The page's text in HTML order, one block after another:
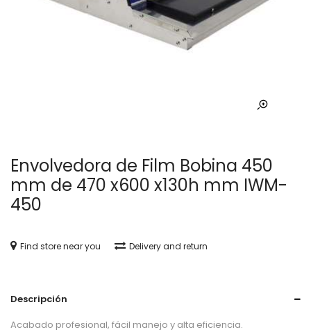
Envolvedora de Film Bobina 450
mm de 470 x600 x130h mm IWM-
450
Find store near you Delivery and return
Descripción
Acabado profesional, fácil manejo y alta eficiencia.